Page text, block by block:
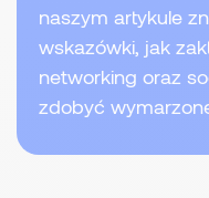
naszym artykule
wskazówki, jak
networking oraz
zdobyć